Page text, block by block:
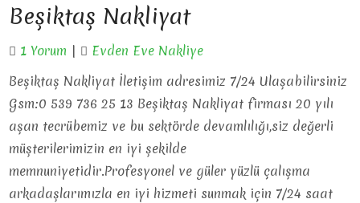
Beşiktaş Nakliyat
1 Yorum |
Evden Eve Nakliye
Beşiktaş Nakliyat İletişim adresimiz 7/24 Ulaşabilirsiniz
Gsm:0 539 736 25 13 Beşiktaş Nakliyat firması 20 yılı
aşan tecrübemiz ve bu sektörde devamlılığı,siz değerli
müşterilerimizin en iyi şekilde
memnuniyetidir.Profesyonel ve güler yüzlü çalışma
arkadaşlarımızla en iyi hizmeti sunmak için 7/24 saat